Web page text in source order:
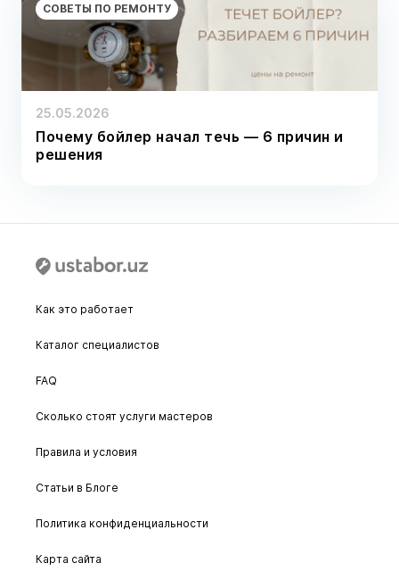
СОВЕТЫ ПО РЕМОНТУ
25.05.2026
Почему бойлер начал течь — 6 причин и
решения
Как это работает
Каталог специалистов
FAQ
Сколько стоят услуги мастеров
Правила и условия
Статьи в Блоге
Политика конфиденциальности
Карта сайта